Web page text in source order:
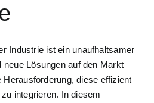
Industrie ist ein unaufhaltsamer
Lösungen auf den Markt
diese effizient
integrieren. In diesem